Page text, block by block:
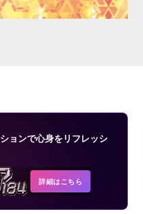
ョンで心身をリフレッシ
詳細はこちら